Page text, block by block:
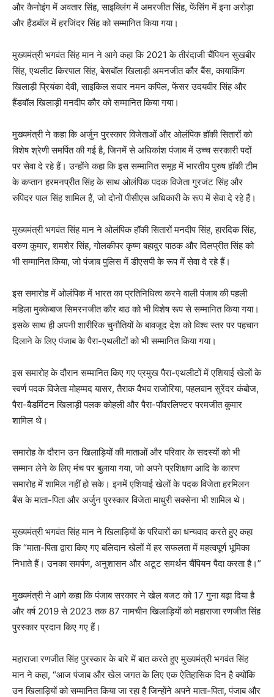
और कैनोइंग में अवतार सिंह, साइक्लिंग में अमरजीत सिंह, फेंसिंग में इना अरोड़ा
और हैंडबॉल में हरजिंदर सिंह को सम्मानित किया गया।
मुख्यमंत्री भगवंत सिंह मान ने आगे कहा कि 2021 के तीरंदाजी चैंपियन सुखबीर
सिंह, एथलीट किरपाल सिंह, बेसबॉल खिलाड़ी अमनजीत कौर बैंस, कायाकिंग
खिलाड़ी प्रियंका देवी, साइकिल सवार नमन कपिल, फेंसर उदयवीर सिंह और
हैंडबॉल खिलाड़ी मनदीप कौर को सम्मानित किया गया।
मुख्यमंत्री ने कहा कि अर्जुन पुरस्कार विजेताओं और ओलंपिक हॉकी सितारों को
विशेष श्रेणी समर्पित की गई है, जिनमें से अधिकांश पंजाब में उच्च सरकारी पदों
पर सेवा दे रहे हैं। उन्होंने कहा कि इस सम्मानित समूह में भारतीय पुरुष हॉकी टीम
के कप्तान हरमनप्रीत सिंह के साथ ओलंपिक पदक विजेता गुरजंट सिंह और
रुपिंदर पाल सिंह शामिल हैं, जो दोनों पीसीएस अधिकारी के रूप में सेवा दे रहे हैं।
मुख्यमंत्री भगवंत सिंह मान ने ओलंपिक हॉकी सितारों मनदीप सिंह, हारदिक सिंह,
वरुण कुमार, शमशेर सिंह, गोलकीपर कृष्ण बहादुर पाठक और दिलप्रीत सिंह को
भी सम्मानित किया, जो पंजाब पुलिस में डीएसपी के रूप में सेवा दे रहे हैं।
इस समारोह में ओलंपिक में भारत का प्रतिनिधित्व करने वाली पंजाब की पहली
महिला मुक्केबाज सिमरनजीत कौर बाठ को भी विशेष रूप से सम्मानित किया गया।
इसके साथ ही अपनी शारीरिक चुनौतियों के बावजूद देश को विश्व स्तर पर पहचान
दिलाने के लिए पंजाब के पैरा-एथलीटों को भी सम्मानित किया गया।
इस समारोह के दौरान सम्मानित किए गए प्रमुख पैरा-एथलीटों में एशियाई खेलों के
स्वर्ण पदक विजेता मोहम्मद यासर, तैराक वैभव राजोरिया, पहलवान सुरेंदर कंबोज,
पैरा-बैडमिंटन खिलाड़ी पलक कोहली और पैरा-पॉवरलिफ्टर परमजीत कुमार
शामिल थे।
समारोह के दौरान उन खिलाड़ियों की माताओं और परिवार के सदस्यों को भी
सम्मान लेने के लिए मंच पर बुलाया गया, जो अपने प्रशिक्षण आदि के कारण
समारोह में शामिल नहीं हो सके। इनमें एशियाई खेलों के पदक विजेता हरमिलन
बैंस के माता-पिता और अर्जुन पुरस्कार विजेता माधुरी सक्सेना भी शामिल थे।
मुख्यमंत्री भगवंत सिंह मान ने खिलाड़ियों के परिवारों का धन्यवाद करते हुए कहा
कि “माता-पिता द्वारा किए गए बलिदान खेलों में हर सफलता में महत्वपूर्ण भूमिका
निभाते हैं। उनका समर्पण, अनुशासन और अटूट समर्थन चैंपियन पैदा करता है।”
मुख्यमंत्री ने आगे कहा कि पंजाब सरकार ने खेल बजट को 17 गुना बढ़ा दिया है
और वर्ष 2019 से 2023 तक 87 नामचीन खिलाड़ियों को महाराजा रणजीत सिंह
पुरस्कार प्रदान किए गए हैं।
महाराजा रणजीत सिंह पुरस्कार के बारे में बात करते हुए मुख्यमंत्री भगवंत सिंह
मान ने कहा, “आज पंजाब और खेल जगत के लिए एक ऐतिहासिक दिन है क्योंकि
उन खिलाड़ियों को सम्मानित किया जा रहा है जिन्होंने अपने माता-पिता, पंजाब और